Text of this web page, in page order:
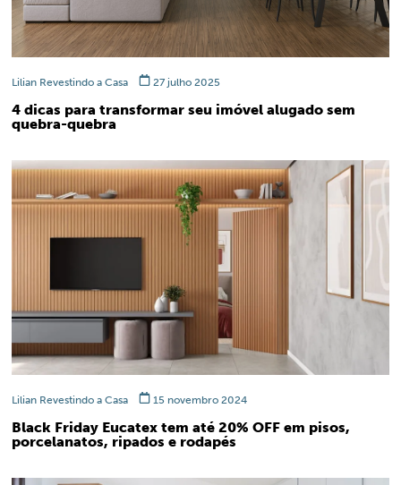
Lilian Revestindo a Casa 27 julho 2025
4 dicas para transformar seu imóvel alugado sem
quebra-quebra
Lilian Revestindo a Casa 15 novembro 2024
Black Friday Eucatex tem até 20% OFF em pisos,
porcelanatos, ripados e rodapés